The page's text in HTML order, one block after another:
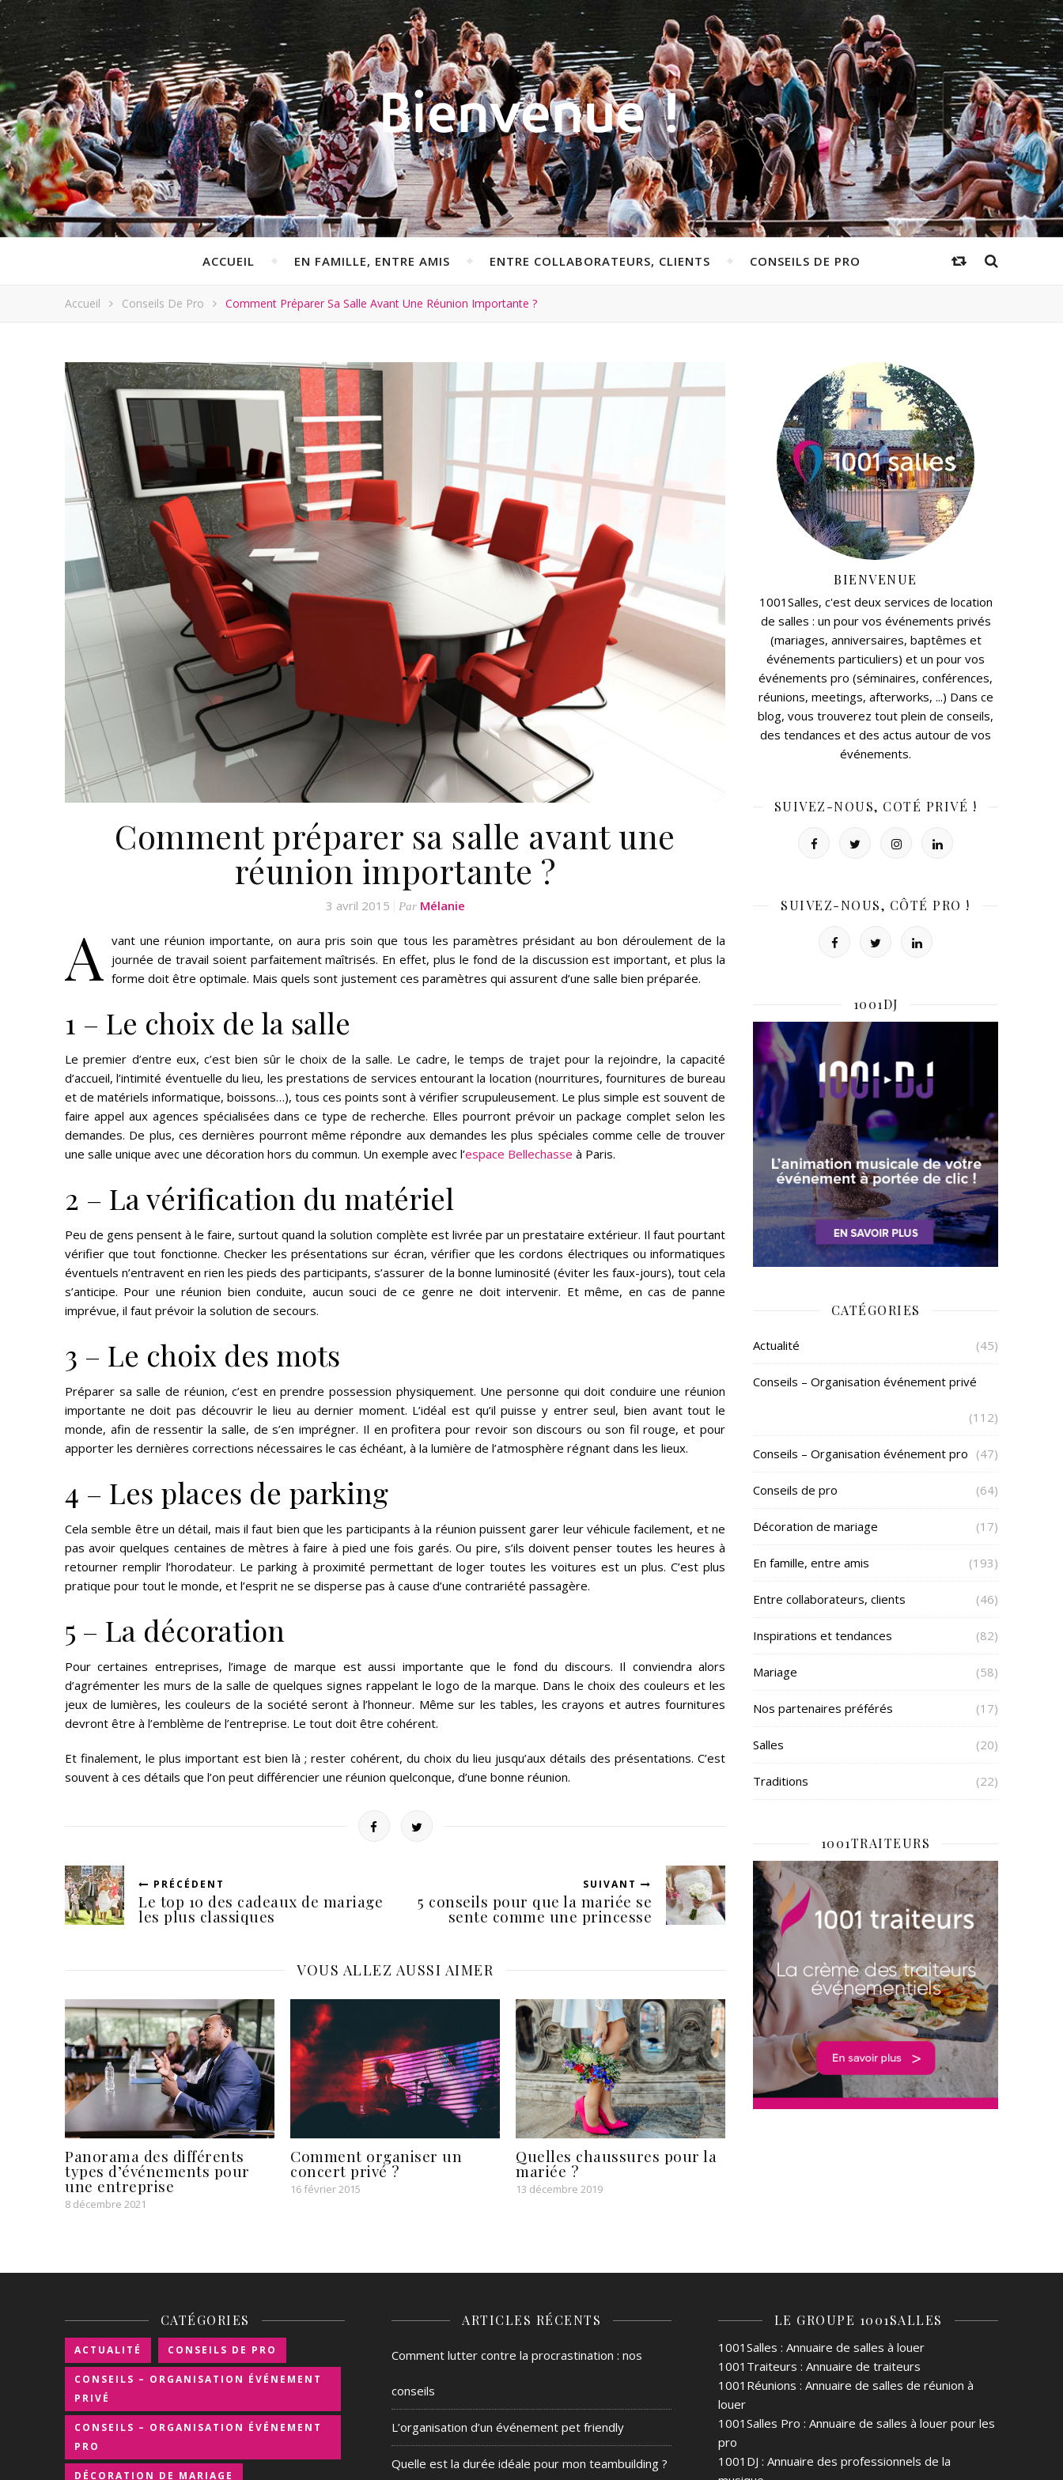
ACCUEIL EN FAMILLE, ENTRE AMIS ENTRE COLLABORATEURS, CLIENTS CONSEILS DE PRO
Accueil Conseils De Pro Comment Préparer Sa Salle Avant Une Réunion Importante ?
Comment préparer sa salle avant une
réunion importante ?
3 avril 2015 Par Mélanie
A vant une réunion importante, on aura pris soin que tous les paramètres présidant au bon déroulement de la
journée de travail soient parfaitement maîtrisés. En effet, plus le fond de la discussion est important, et plus la
forme doit être optimale. Mais quels sont justement ces paramètres qui assurent d’une salle bien préparée.
1 – Le choix de la salle
Le premier d’entre eux, c’est bien sûr le choix de la salle. Le cadre, le temps de trajet pour la rejoindre, la capacité
d’accueil, l’intimité éventuelle du lieu, les prestations de services entourant la location (nourritures, fournitures de bureau
et de matériels informatique, boissons…), tous ces points sont à vérifier scrupuleusement. Le plus simple est souvent de
faire appel aux agences spécialisées dans ce type de recherche. Elles pourront prévoir un package complet selon les
demandes. De plus, ces dernières pourront même répondre aux demandes les plus spéciales comme celle de trouver
une salle unique avec une décoration hors du commun. Un exemple avec l’espace Bellechasse à Paris.
2 – La vérification du matériel
Peu de gens pensent à le faire, surtout quand la solution complète est livrée par un prestataire extérieur. Il faut pourtant
vérifier que tout fonctionne. Checker les présentations sur écran, vérifier que les cordons électriques ou informatiques
éventuels n’entravent en rien les pieds des participants, s’assurer de la bonne luminosité (éviter les faux-jours), tout cela
s’anticipe. Pour une réunion bien conduite, aucun souci de ce genre ne doit intervenir. Et même, en cas de panne
imprévue, il faut prévoir la solution de secours.
3 – Le choix des mots
Préparer sa salle de réunion, c’est en prendre possession physiquement. Une personne qui doit conduire une réunion
importante ne doit pas découvrir le lieu au dernier moment. L’idéal est qu’il puisse y entrer seul, bien avant tout le
monde, afin de ressentir la salle, de s’en imprégner. Il en profitera pour revoir son discours ou son fil rouge, et pour
apporter les dernières corrections nécessaires le cas échéant, à la lumière de l’atmosphère régnant dans les lieux.
4 – Les places de parking
Cela semble être un détail, mais il faut bien que les participants à la réunion puissent garer leur véhicule facilement, et ne
pas avoir quelques centaines de mètres à faire à pied une fois garés. Ou pire, s’ils doivent penser toutes les heures à
retourner remplir l’horodateur. Le parking à proximité permettant de loger toutes les voitures est un plus. C’est plus
pratique pour tout le monde, et l’esprit ne se disperse pas à cause d’une contrariété passagère.
5 – La décoration
Pour certaines entreprises, l’image de marque est aussi importante que le fond du discours. Il conviendra alors
d’agrémenter les murs de la salle de quelques signes rappelant le logo de la marque. Dans le choix des couleurs et les
jeux de lumières, les couleurs de la société seront à l’honneur. Même sur les tables, les crayons et autres fournitures
devront être à l’emblème de l’entreprise. Le tout doit être cohérent.
Et finalement, le plus important est bien là ; rester cohérent, du choix du lieu jusqu’aux détails des présentations. C’est
souvent à ces détails que l’on peut différencier une réunion quelconque, d’une bonne réunion.
PRÉCÉDENT
Le top 10 des cadeaux de mariage
les plus classiques
SUIVANT
5 conseils pour que la mariée se
sente comme une princesse
VOUS ALLEZ AUSSI AIMER
Panorama des différents
types d’événements pour
une entreprise
8 décembre 2021
Comment organiser un
concert privé ?
16 février 2015
Quelles chaussures pour la
mariée ?
13 décembre 2019
BIENVENUE
1001Salles, c'est deux services de location
de salles : un pour vos événements privés
(mariages, anniversaires, baptêmes et
événements particuliers) et un pour vos
événements pro (séminaires, conférences,
réunions, meetings, afterworks, ...) Dans ce
blog, vous trouverez tout plein de conseils,
des tendances et des actus autour de vos
événements.
SUIVEZ-NOUS, COTÉ PRIVÉ !
SUIVEZ-NOUS, CÔTÉ PRO !
1001DJ
CATÉGORIES
Actualité (45)
Conseils – Organisation événement privé
(112)
Conseils – Organisation événement pro (47)
Conseils de pro (64)
Décoration de mariage (17)
En famille, entre amis (193)
Entre collaborateurs, clients (46)
Inspirations et tendances (82)
Mariage (58)
Nos partenaires préférés (17)
Salles (20)
Traditions (22)
1001TRAITEURS
CATÉGORIES
ACTUALITÉ CONSEILS DE PRO
CONSEILS – ORGANISATION ÉVÉNEMENT
PRIVÉ
CONSEILS – ORGANISATION ÉVÉNEMENT
PRO
DÉCORATION DE MARIAGE
ARTICLES RÉCENTS
Comment lutter contre la procrastination : nos
conseils
L’organisation d’un événement pet friendly
Quelle est la durée idéale pour mon teambuilding ?
LE GROUPE 1001SALLES
1001Salles : Annuaire de salles à louer
1001Traiteurs : Annuaire de traiteurs
1001Réunions : Annuaire de salles de réunion à
louer
1001Salles Pro : Annuaire de salles à louer pour les
pro
1001DJ : Annuaire des professionnels de la